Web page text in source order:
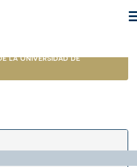
la Universidad de